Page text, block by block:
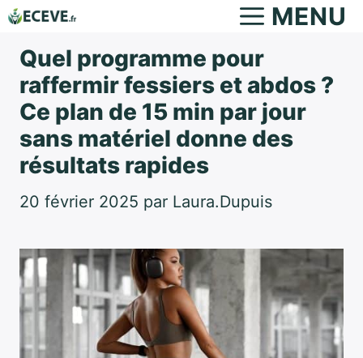
Aller
contenu
MENU
Quel programme pour
raffermir fessiers et abdos ?
Ce plan de 15 min par jour
sans matériel donne des
résultats rapides
20 février 2025 par Laura.Dupuis